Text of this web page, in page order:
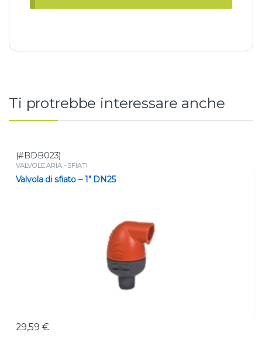
Ti protrebbe interessare anche
(#BDB023)
VALVOLE ARIA - SFIATI
Valvola di sfiato – 1″ DN25
29,59 €